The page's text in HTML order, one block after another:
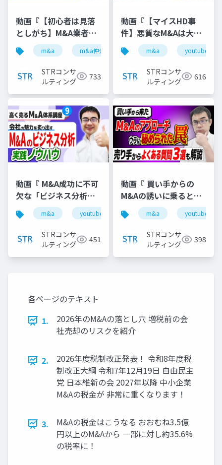
動画『【初心者は見落
としがち】M&A業者の
「テール条項」悪用ト
ラブル３選』で投影し
m&a m&a仲介 テール条項 youtube
STRコンサ
ルティング
733
動画『【マイスHD事
件】悪質なM&Aは大手
仲介が提案した？ルシ
アン以上の激震かも 』
で投影した資料
m&a youtube
STRコンサ
ルティング
616
動画『 M&A成功に不可
欠な「ビジネス分析」
の実践ノウハウ 』で投
影した資料
m&a youtube バリュエーション 企業価
STRコンサ
ルティング
451
動画『 買い手からの
M&Aの誘いに乗るとこ
んな仕組みで損しま
す！【M&A相談
FAQ】』で投影した資
料
m&a youtube
STRコンサ
ルティング
398
各ページのテキスト
1.
2026年のM&Aの落とし穴 増税前の会
社売却のリスクを紹介
2.
2026年度税制改正発表！ 令和8年度税
制改正大綱 令和7年12月19日 自由民主
党 日本維新の会 2027年以降 中小企業
M&Aの税金が 非常に重くなります！
3.
M&Aの税金はこうなる おおむね3.5億
円以上のM&Aから 一部に対し約35.6%
の税率に！